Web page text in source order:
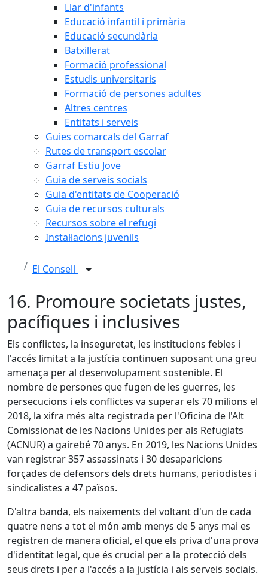
Llar d'infants
Educació infantil i primària
Educació secundària
Batxillerat
Formació professional
Estudis universitaris
Formació de persones adultes
Altres centres
Entitats i serveis
Guies comarcals del Garraf
Rutes de transport escolar
Garraf Estiu Jove
Guia de serveis socials
Guia d'entitats de Cooperació
Guia de recursos culturals
Recursos sobre el refugi
Instal·lacions juvenils
El Consell
16. Promoure societats justes,
pacífiques i inclusives
Els conflictes, la inseguretat, les institucions febles i
l'accés limitat a la justícia continuen suposant una greu
amenaça per al desenvolupament sostenible. El
nombre de persones que fugen de les guerres, les
persecucions i els conflictes va superar els 70 milions el
2018, la xifra més alta registrada per l'Oficina de l'Alt
Comissionat de les Nacions Unides per als Refugiats
(ACNUR) a gairebé 70 anys. En 2019, les Nacions Unides
van registrar 357 assassinats i 30 desaparicions
forçades de defensors dels drets humans, periodistes i
sindicalistes a 47 països.
D'altra banda, els naixements del voltant d'un de cada
quatre nens a tot el món amb menys de 5 anys mai es
registren de manera oficial, el que els priva d'una prova
d'identitat legal, que és crucial per a la protecció dels
seus drets i per a l'accés a la justícia i als serveis socials.